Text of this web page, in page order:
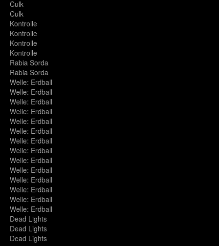
img_9503.jpg
img_9507.jpg
Culk
img_9511.jpg
Culk
img_9518.jpg
Kontrolle
img_9524.jpg
Kontrolle
img_9541.jpg
Kontrolle
img_9543.jpg
Kontrolle
img_9575.jpg
Rabia Sorda
img_9582.jpg
Rabia Sorda
img_9622.jpg
Welle: Erdball
img_9627.jpg
Welle: Erdball
img_9632.jpg
Welle: Erdball
img_9633.jpg
Welle: Erdball
img_9637.jpg
Welle: Erdball
img_9648.jpg
Welle: Erdball
img_9654.jpg
Welle: Erdball
img_9665.jpg
Welle: Erdball
img_9669.jpg
Welle: Erdball
img_9672.jpg
Welle: Erdball
img_9696.jpg
Welle: Erdball
img_9709.jpg
Welle: Erdball
img_9712.jpg
Welle: Erdball
img_9728.jpg
Welle: Erdball
img_9751.jpg
Dead Lights
img_9768.jpg
Dead Lights
Dead Lights